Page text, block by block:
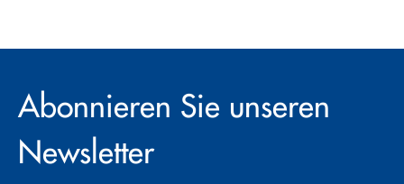
Abonnieren Sie unseren
Newsletter